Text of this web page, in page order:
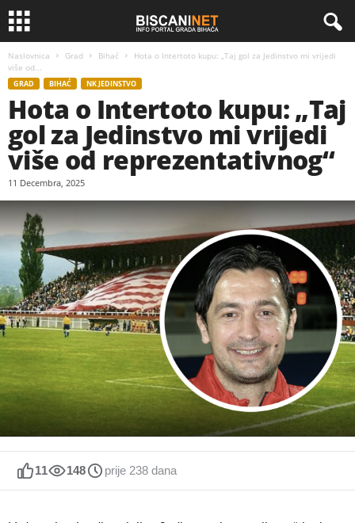
Naslovnica Grad Bihać
Hota o Intertoto kupu: „Taj gol za Jedinstvo mi vrijedi
više od...
GRAD BIHAĆ NK JEDINSTVO
Hota o Intertoto kupu: „Taj
gol za Jedinstvo mi vrijedi
više od reprezentativnog“
11 Decembra, 2025
11 148 prije 238 dana